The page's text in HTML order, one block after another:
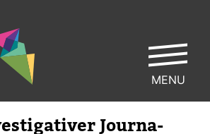
Jour­na­
MENU